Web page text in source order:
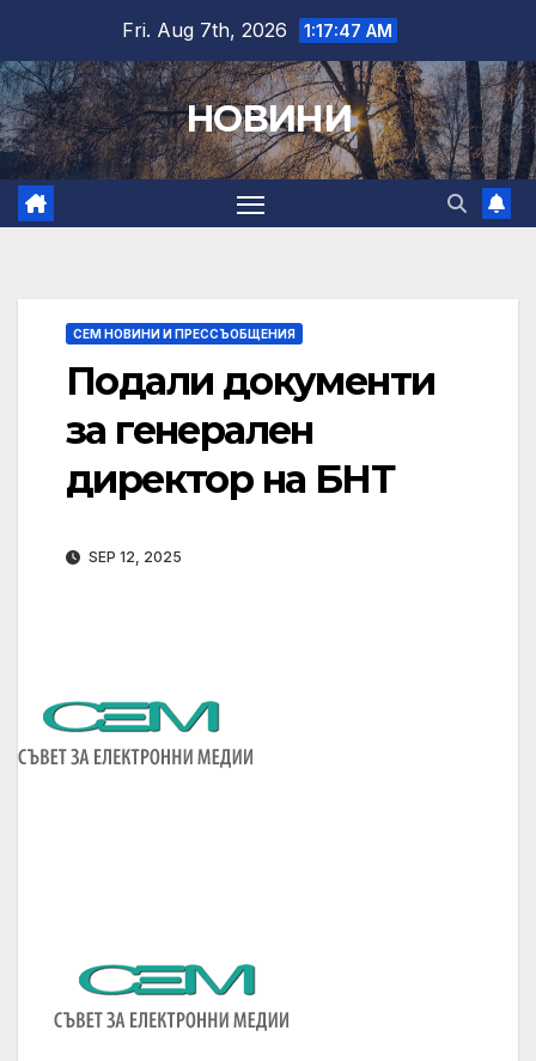
content
Fri. Aug 7th, 2026 1:17:48 AM
НОВИНИ
СЕМ НОВИНИ И ПРЕССЪОБЩЕНИЯ
Подали документи
за генерален
директор на БНТ
SEP 12, 2025